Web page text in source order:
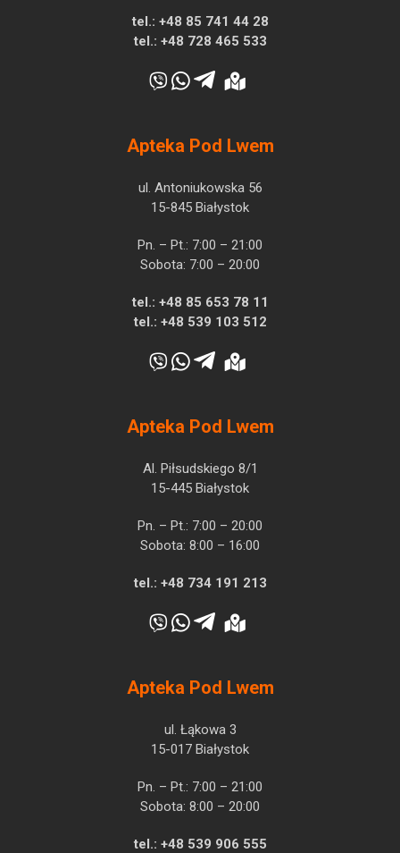
tel.: +48 85 741 44 28
tel.: +48 728 465 533
Apteka Pod Lwem
ul. Antoniukowska 56
15-845 Białystok
Pn. – Pt.: 7:00 – 21:00
Sobota: 7:00 – 20:00
tel.: +48 85 653 78 11
tel.: +48 539 103 512
Apteka Pod Lwem
Al. Piłsudskiego 8/1
15-445 Białystok
Pn. – Pt.: 7:00 – 20:00
Sobota: 8:00 – 16:00
tel.: +48 734 191 213
Apteka Pod Lwem
ul. Łąkowa 3
15-017 Białystok
Pn. – Pt.: 7:00 – 21:00
Sobota: 8:00 – 20:00
tel.: +48 539 906 555